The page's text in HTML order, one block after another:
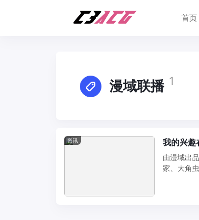
首页
漫域联播 1
资讯 我的兴
由漫域出
家、大角